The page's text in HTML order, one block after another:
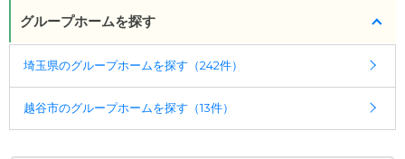
入居相談：
受付時間：10：00～19：00
・全国10000件の介護施設情報を掲載
幅広い選択肢の中から、条件にあった施設を選ぶ
ことができます。
グループホームを探す
埼玉県のグループホームを探す（242件）
越谷市のグループホームを探す（13件）